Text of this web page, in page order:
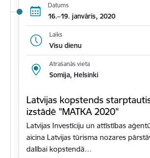
Datums
16.–19. janvāris, 2020
Laiks
Visu dienu
Atrašanās vieta
Somija, Helsinki
Latvijas kopstends
izstādē "MATKA 2020"
Latvijas Investīciju un attīstības
aicina Latvijas tūrisma nozares
dalībai kopstendā…